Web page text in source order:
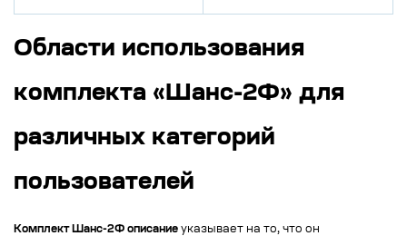
Области использования
комплекта «Шанс-2Ф» для
различных категорий
пользователей
Комплект Шанс-2Ф описание указывает на то, что он